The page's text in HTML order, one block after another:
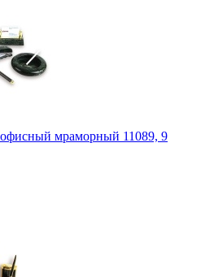
мраморный 11089, 9